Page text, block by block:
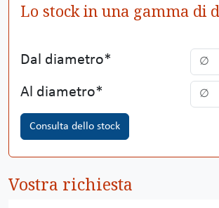
Lo stock in una gamma di
Dal diametro
Al diametro
Consulta dello stock
Vostra richiesta